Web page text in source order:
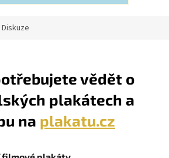
Diskuze
vědět o
plakátech a
na plakatu.cz